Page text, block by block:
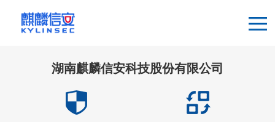
湖南麒麟信安科技股份有限公司